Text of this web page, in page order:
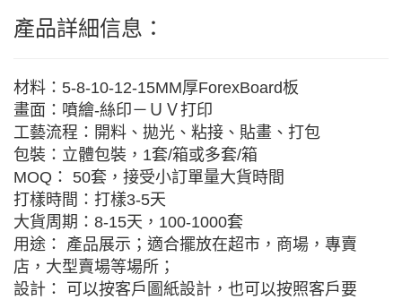
產品詳細信息：
材料：5-8-10-12-15MM厚ForexBoard板
畫面：噴繪-絲印－ＵＶ打印
工藝流程：開料、拋光、粘接、貼畫、打包
包裝：立體包裝，1套/箱或多套/箱
MOQ： 50套，接受小訂單量大貨時間
打樣時間：打樣3-5天
大貨周期：8-15天，100-1000套
用途： 產品展示；適合擺放在超市，商場，專賣
店，大型賣場等場所；
設計： 可以按客戶圖紙設計，也可以按照客戶要